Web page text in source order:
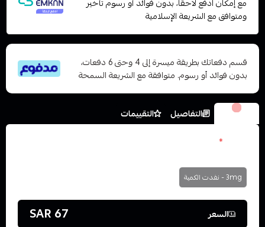
ومتوافق مع الشريعة الإسلامية
قسم دفعاتك بطريقة ميسرة إلى 4 وحتى 6 دفعات،
بدون فوائد أو رسوم. متوافقة مع الشريعة السمحة
الخيارات التفاصيل
التقييمات
*
3mg - نفدت الكمية
السعر 67 SAR